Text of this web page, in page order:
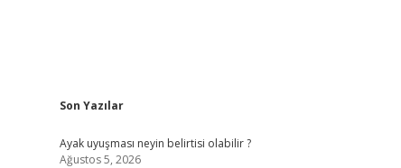
Sidebar
Son Yazılar
Ayak uyuşması neyin belirtisi olabilir ?
Ağustos 5, 2026